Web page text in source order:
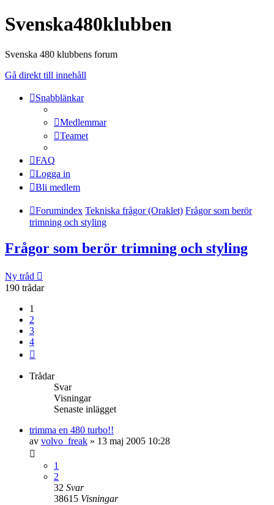
Svenska480klubben
Svenska 480 klubbens forum
Gå direkt till innehåll
Snabblänkar
Medlemmar
Teamet
FAQ
Logga in
Bli medlem
Forumindex Tekniska frågor (Oraklet) Frågor som berör
trimning och styling
Frågor som berör trimning och styling
Ny tråd
190 trådar
1
2
3
4
Trådar
Svar
Visningar
Senaste inlägget
trimma en 480 turbo!!
av volvo_freak » 13 maj 2005 10:28
1
2
32 Svar
38615 Visningar